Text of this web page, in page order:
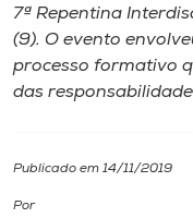
I.nova
Diplomados
7ª Repentina
(9). O evento
processo formativo
das
Publicado em 14/11/2019
Por